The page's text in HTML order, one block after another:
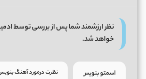
نظر ارزشمند شما پس از بررسی توسط
خواهد شد.